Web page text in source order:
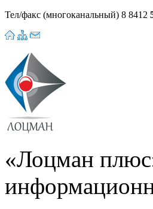
Тел/факс (многоканальный) 8 8412
«Лоцман